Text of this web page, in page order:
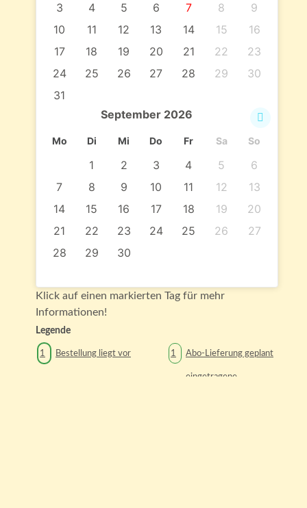
3
4 5 6 7 8
9
10
11 12 13 14 15
16
17
18 19 20 21 22
23
24
25 26 27 28 29
30
31
September 2026
Mo Di Mi Do Fr Sa So
1 2 3 4 5
6
7
8 9 10 11 12
13
14
15 16 17 18 19
20
21
22 23 24 25 26
27
28
29 30
Klick auf einen markierten Tag für mehr
Informationen!
Legende
1 Bestellung liegt vor 1 Abo-Lieferung geplant
eingetragene